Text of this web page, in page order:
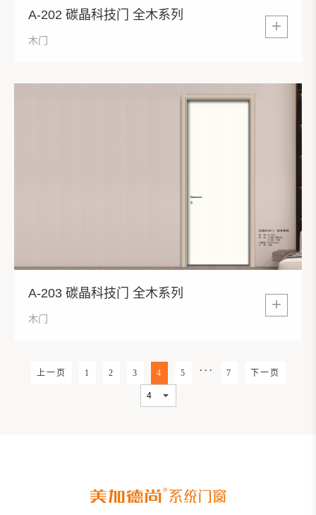
A-202 碳晶科技门 全木系列
木门
+
A-203 碳晶科技门 全木系列
木门
+
上一页 1 2 3 4 5 ··· 7 下一页